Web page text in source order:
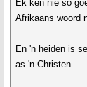
Ek ken nie so
Afrikaans woord
En 'n heiden is
as 'n Christen.